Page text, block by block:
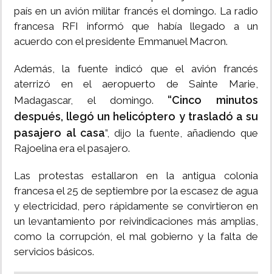
país en un avión militar francés el domingo. La radio
francesa RFI informó que había llegado a un
acuerdo con el presidente Emmanuel Macron.
Además, la fuente indicó que el avión francés
aterrizó en el aeropuerto de Sainte Marie,
Madagascar, el domingo. “Cinco minutos
después, llegó un helicóptero y trasladó a su
pasajero al casa”, dijo la fuente, añadiendo que
Rajoelina era el pasajero.
Las protestas estallaron en la antigua colonia
francesa el 25 de septiembre por la escasez de agua
y electricidad, pero rápidamente se convirtieron en
un levantamiento por reivindicaciones más amplias,
como la corrupción, el mal gobierno y la falta de
servicios básicos.